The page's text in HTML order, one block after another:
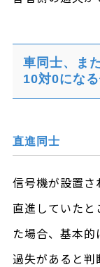
車同士、ま
10対0になる
直進同士
信号機が設置さ
直進していた
た場合、基本
過失があると判